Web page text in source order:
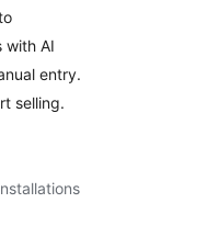
with AI
entry.
selling.